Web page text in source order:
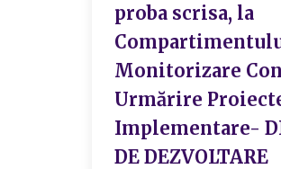
proba scrisa, la
Monitorizare
Urmărire
Implementare-
DE DEZVOLTARE